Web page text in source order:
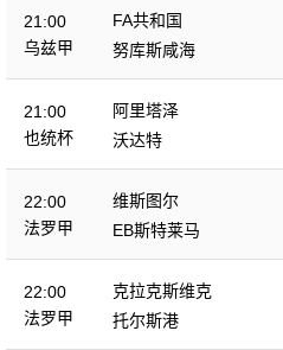
21:00
乌兹甲
FA共和国
努库斯咸海
21:00
也统杯
阿里塔泽
沃达特
22:00
法罗甲
维斯图尔
EB斯特莱马
22:00
法罗甲
克拉克斯维克
托尔斯港